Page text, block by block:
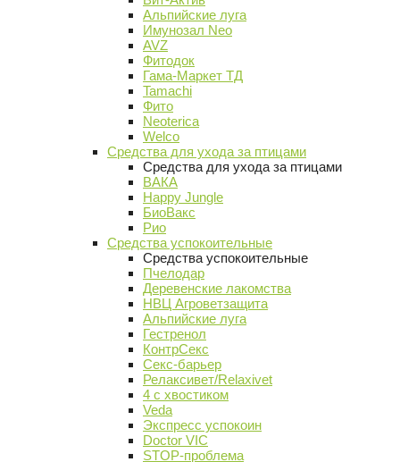
Альпийские луга
Имунозал Neo
AVZ
Фитодок
Гама-Маркет ТД
Tamachi
Фито
Neoterica
Welco
Средства для ухода за птицами
Средства для ухода за птицами
ВАКА
Happy Jungle
БиоВакс
Рио
Средства успокоительные
Средства успокоительные
Пчелодар
Деревенские лакомства
НВЦ Агроветзащита
Альпийские луга
Гестренол
КонтрСекс
Секс-барьер
Релаксивет/Relaxivet
4 с хвостиком
Veda
Экспресс успокоин
Doctor VIC
STOP-проблема